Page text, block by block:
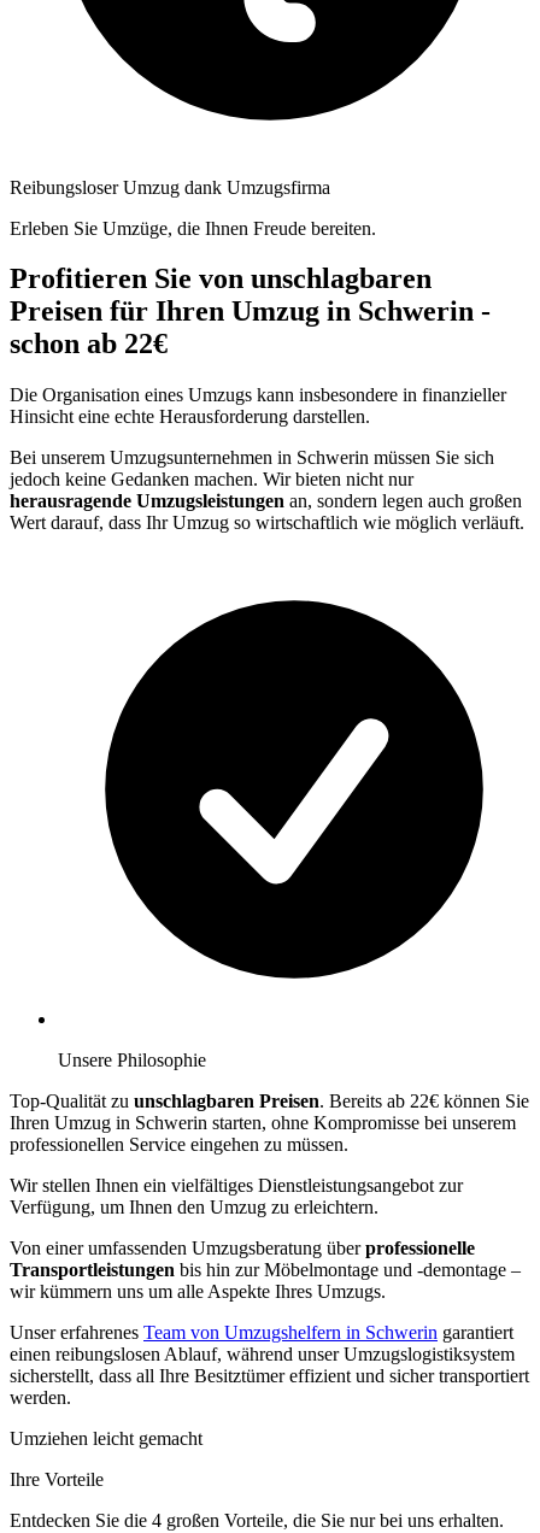
Reibungsloser Umzug dank Umzugsfirma
Erleben Sie Umzüge, die Ihnen Freude bereiten.
Profitieren Sie von unschlagbaren
Preisen für Ihren Umzug in Schwerin -
schon ab 22€
Die Organisation eines Umzugs kann insbesondere in finanzieller
Hinsicht eine echte Herausforderung darstellen.
Bei unserem Umzugsunternehmen in Schwerin müssen Sie sich
jedoch keine Gedanken machen. Wir bieten nicht nur
herausragende Umzugsleistungen an, sondern legen auch großen
Wert darauf, dass Ihr Umzug so wirtschaftlich wie möglich verläuft.
Unsere Philosophie
Top-Qualität zu unschlagbaren Preisen. Bereits ab 22€ können Sie
Ihren Umzug in Schwerin starten, ohne Kompromisse bei unserem
professionellen Service eingehen zu müssen.
Wir stellen Ihnen ein vielfältiges Dienstleistungsangebot zur
Verfügung, um Ihnen den Umzug zu erleichtern.
Von einer umfassenden Umzugsberatung überprofessionelle
Transportleistungen bis hin zur Möbelmontage und -demontage –
wir kümmern uns um alle Aspekte Ihres Umzugs.
Unser erfahrenes Team von Umzugshelfern in Schwerin garantiert
einen reibungslosen Ablauf, während unser Umzugslogistiksystem
sicherstellt, dass all Ihre Besitztümer effizient und sicher transportiert
werden.
Umziehen leicht gemacht
Ihre Vorteile
Entdecken Sie die 4 großen Vorteile, die Sie nur bei uns erhalten.